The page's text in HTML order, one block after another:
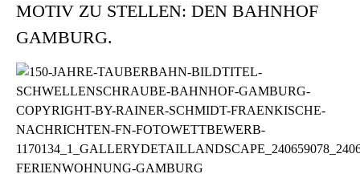
MOTIV ZU STELLEN: DEN BAHNHOF
GAMBURG.